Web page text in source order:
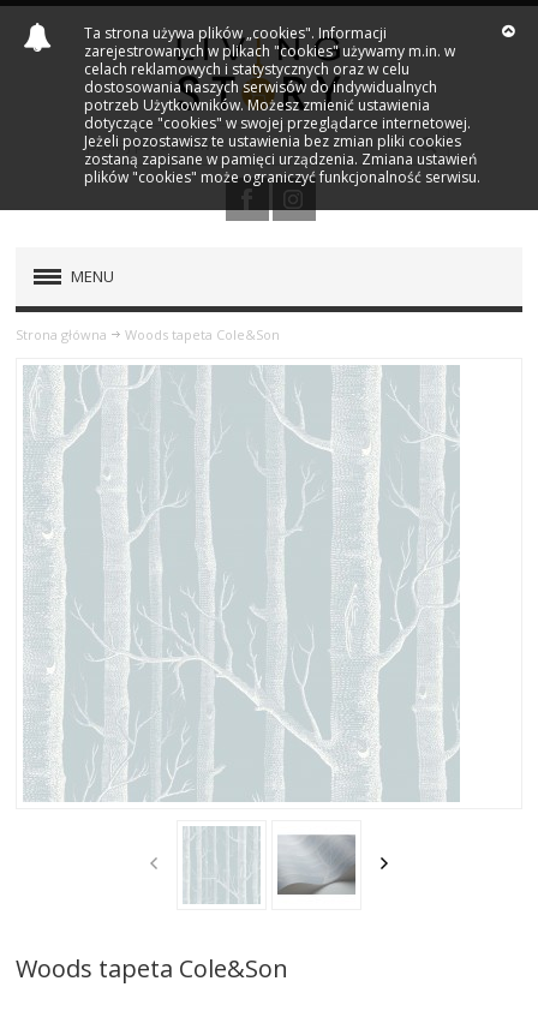
MENU
PRODUKTY
NOWOŚCI
MARKI
OUTLET
AKTUALNOSCI
STREFA-PROJEKTANTA
REALIZACJE
INSPIRACJE
KONTAKT
Strona główna Woods tapeta Cole&Son
Woods tapeta Cole&Son
Ta strona używa plików „cookies". Informacji
zarejestrowanych w plikach "cookies" używamy m.in. w
celach reklamowych i statystycznych oraz w celu
dostosowania naszych serwisów do indywidualnych
potrzeb Użytkowników. Możesz zmienić ustawienia
dotyczące "cookies" w swojej przeglądarce internetowej.
Jeżeli pozostawisz te ustawienia bez zmian pliki cookies
zostaną zapisane w pamięci urządzenia. Zmiana ustawień
plików "cookies" może ograniczyć funkcjonalność serwisu.